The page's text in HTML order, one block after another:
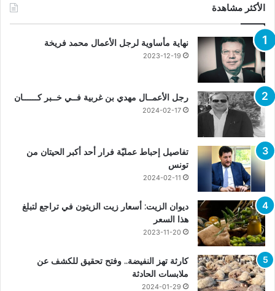
الأكثر مشاهدة
نهاية مأساوية لرجل الأعمال محمد فريخة
2023-12-19
رجل الأعمــال مهدي بن غربية فــي خــبر كــــــان
2024-02-17
تفاصيل إحباط عمليّة فرار أحد أكبر الحيتان من
تونس
2024-02-11
ديوان الزيت: أسعار زيت الزيتون في تراجع لتبلغ
هذا السعر
2023-11-20
كارثة تهز النفيضة.. وفتح تحقيق للكشف عن
ملابسات الحادثة
2024-01-29